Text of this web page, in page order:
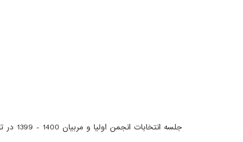
جلسه انتخابات انجمن اولیا و مربیان 1400 - 1399 در تاریخ 1399/8/17 برگزار گردید.